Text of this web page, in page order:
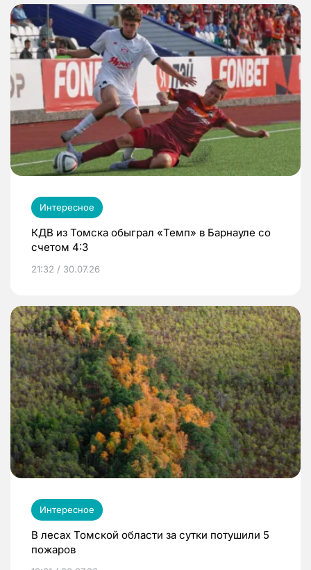
Интересное
КДВ из Томска обыграл «Темп» в Барнауле со
счетом 4:3
21:32 / 30.07.26
Интересное
В лесах Томской области за сутки потушили 5
пожаров